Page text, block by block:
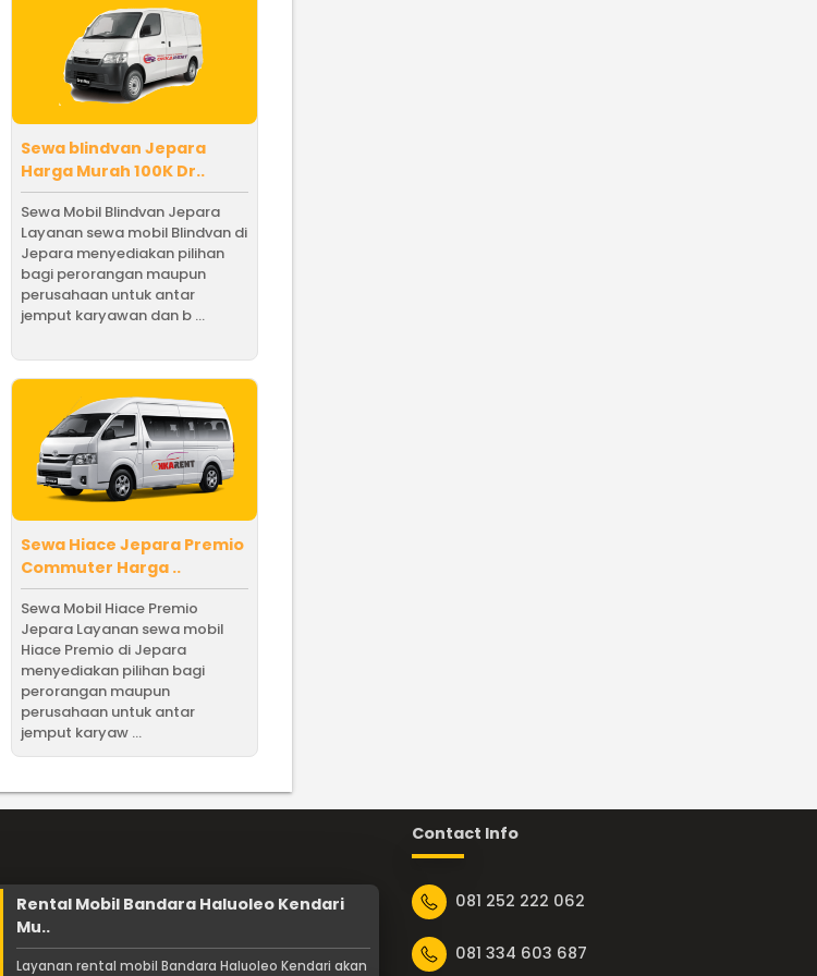
Sewa blindvan Jepara
Harga Murah 100K Dr..
Sewa Mobil Blindvan Jepara
Layanan sewa mobil Blindvan di
Jepara menyediakan pilihan
bagi perorangan maupun
perusahaan untuk antar
jemput karyawan dan b ...
Sewa Hiace Jepara Premio
Commuter Harga ..
Sewa Mobil Hiace Premio
Jepara Layanan sewa mobil
Hiace Premio di Jepara
menyediakan pilihan bagi
perorangan maupun
perusahaan untuk antar
jemput karyaw ...
Rental Mobil Bandara Haluoleo Kendari
Mu..
Layanan rental mobil Bandara Haluoleo Kendari akan
Contact Info
081 252 222 062
081 334 603 687